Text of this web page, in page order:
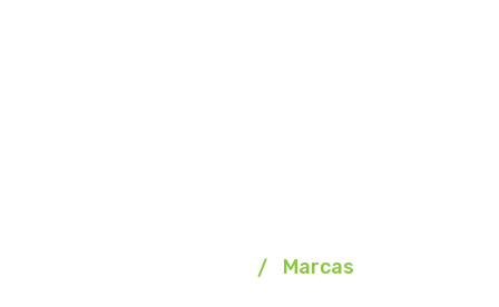
Marcas